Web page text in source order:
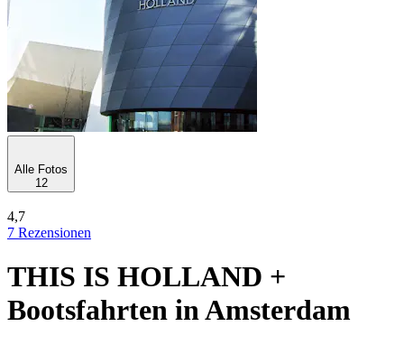
Alle Fotos
12
4,7
7 Rezensionen
THIS IS HOLLAND +
Bootsfahrten in Amsterdam